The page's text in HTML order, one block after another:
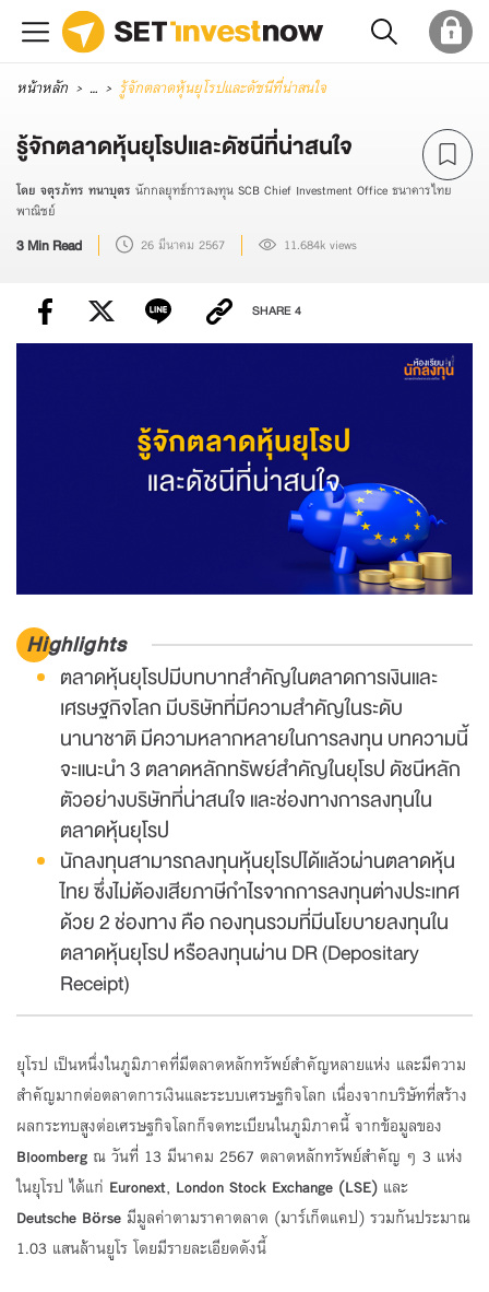
หน้าหลัก ... รู้จักตลาดหุ้นยุโรปและดัชนีที่น่าสนใจ
รู้จักตลาดหุ้นยุโรปและดัชนีที่น่าสนใจ
โดย จตุรภัทร ทนาบุตร นักกลยุทธ์การลงทุน SCB Chief Investment Office ธนาคารไทย
พาณิชย์
3 Min Read 26 มีนาคม 2567 11.684k views
SHARE4
Highlights
ตลาดหุ้นยุโรปมีบทบาทสำคัญในตลาดการเงินและ
เศรษฐกิจโลก มีบริษัทที่มีความสำคัญในระดับ
นานาชาติ มีความหลากหลายในการลงทุน บทความนี้
จะแนะนำ 3 ตลาดหลักทรัพย์สำคัญในยุโรป ดัชนีหลัก
ตัวอย่างบริษัทที่น่าสนใจ และช่องทางการลงทุนใน
ตลาดหุ้นยุโรป
นักลงทุนสามารถลงทุนหุ้นยุโรปได้แล้วผ่านตลาดหุ้น
ไทย ซึ่งไม่ต้องเสียภาษีกำไรจากการลงทุนต่างประเทศ
ด้วย 2 ช่องทาง คือ กองทุนรวมที่มีนโยบายลงทุนใน
ตลาดหุ้นยุโรป หรือลงทุนผ่าน DR (Depositary
Receipt)
ยุโรป เป็นหนึ่งในภูมิภาคที่มีตลาดหลักทรัพย์สำคัญหลายแห่ง และมีความ
สำคัญมากต่อตลาดการเงินและระบบเศรษฐกิจโลก เนื่องจากบริษัทที่สร้าง
ผลกระทบสูงต่อเศรษฐกิจโลกก็จดทะเบียนในภูมิภาคนี้ จากข้อมูลของ
Bloomberg ณ วันที่ 13 มีนาคม 2567 ตลาดหลักทรัพย์สำคัญ ๆ 3 แห่ง
ในยุโรป ได้แก่ Euronext, London Stock Exchange (LSE) และ
Deutsche Börse มีมูลค่าตามราคาตลาด (มาร์เก็ตแคป) รวมกันประมาณ
1.03 แสนล้านยูโร โดยมีรายละเอียดดังนี้